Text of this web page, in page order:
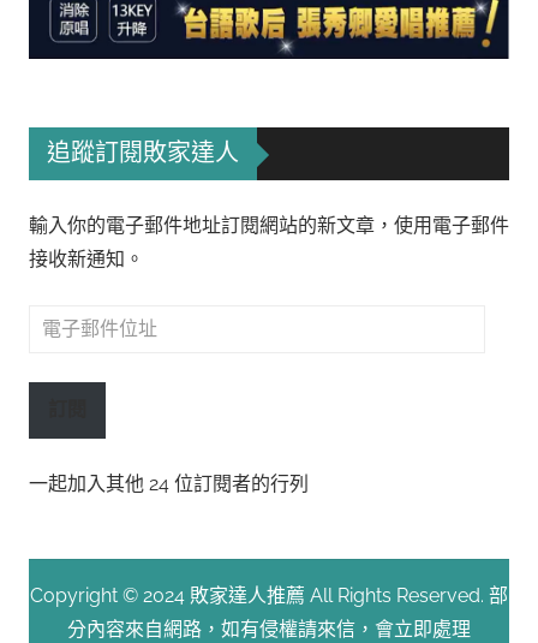
追蹤訂閱敗家達人
輸入你的電子郵件地址訂閱網站的新文章，使用電子郵件
接收新通知。
電
郵
址
一起加入其他 24 位訂閱者的行列
Copyright © 2024 敗家達人推薦 All Rights Reserved. 部
分內容來自網路，如有侵權請來信，會立即處理